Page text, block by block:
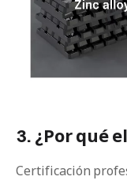
3. ¿Por qué
Certificación